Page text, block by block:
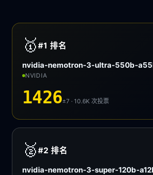
🥇 #1排名
nvidia-nemotron-3-ultra-550b-
NVIDIA
1426±7 · 10.6K次投票
🥈 #2排名
nvidia-nemotron-3-super-120b-